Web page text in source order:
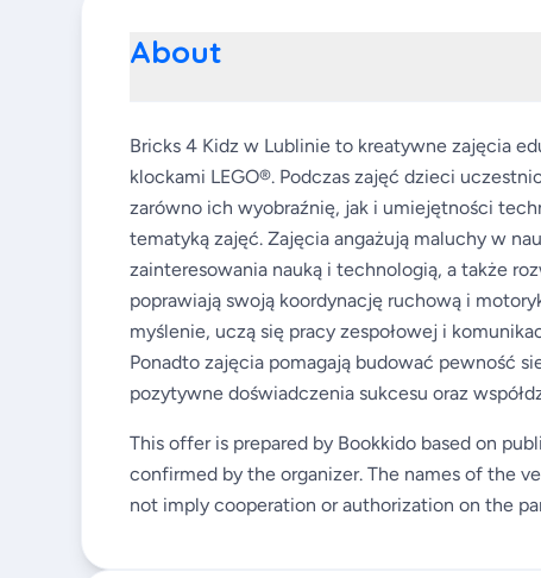
About
Bricks 4 Kidz w Lublinie to kreatywne zajęcia
klockami LEGO®. Podczas zajęć dzieci
zarówno ich wyobraźnię, jak i umiejętności
tematyką zajęć. Zajęcia angażują maluchy w
zainteresowania nauką i technologią, a także
poprawiają swoją koordynację ruchową i
myślenie, uczą się pracy zespołowej i
Ponadto zajęcia pomagają budować pewność
pozytywne doświadczenia sukcesu oraz
This offer is prepared by Bookkido based on
confirmed by the organizer. The names of the
not imply cooperation or authorization on the